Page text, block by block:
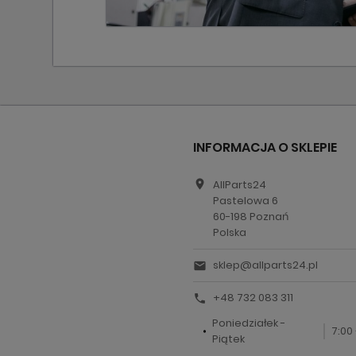
INFORMACJA O SKLEPIE
location_on
AllParts24
Pastelowa 6
60-198 Poznań
Polska
email sklep@allparts24.pl
call
+48 732 083 311
Poniedziałek -
Piątek
7:00